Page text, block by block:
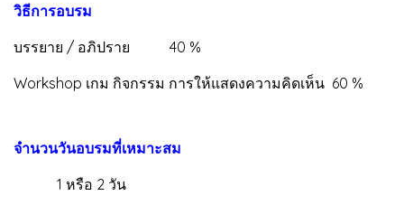
วิธีการอบรม
บรรยาย / อภิปราย 40 %
Workshop เกม กิจกรรม การให้แสดงความคิดเห็น 60 %
จำนวนวันอบรมที่เหมาะสม
1 หรือ 2 วัน